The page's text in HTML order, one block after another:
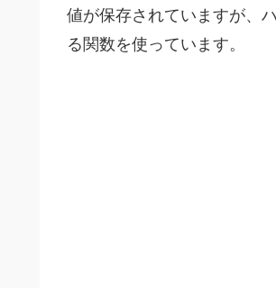
値が保存されていますが、
る関数を使っています。